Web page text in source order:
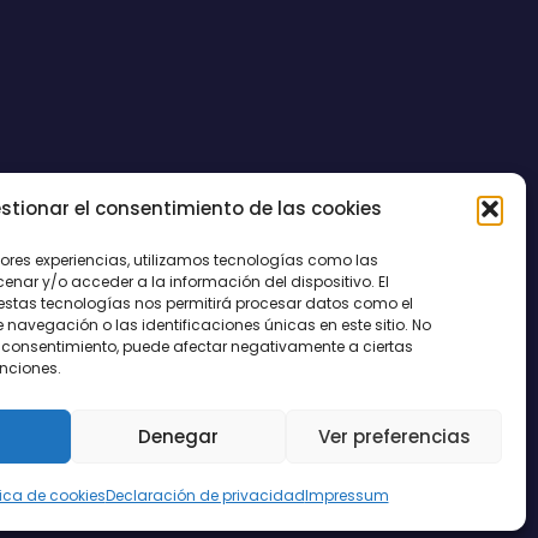
el consentimiento de las cookies
experiencias, utilizamos tecnologías como las
y/o acceder a la información del dispositivo. El
tecnologías nos permitirá procesar datos como el
o las identificaciones únicas en este sitio. No
consentimiento, puede afectar negativamente a ciertas
Denegar Ver preferencias
de cookiesDeclaración de privacidadImpressum
CONTACTO
|Política de Cookies|Privacidad